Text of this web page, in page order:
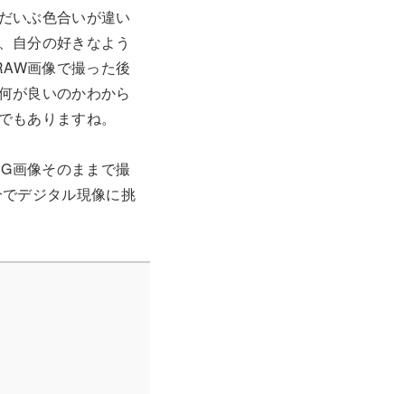
いぶ色合いが違い
自分の好きなよう
画像で撮った後
が良いのかわから
ありますね。
画像そのままで撮
デジタル現像に挑